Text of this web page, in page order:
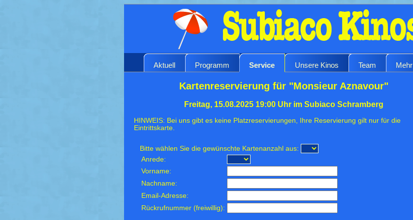
Aktuell Programm Service Unsere Kinos Team Mehr
Kartenreservierung für "Monsieur Aznavour"
Freitag, 15.08.2025 19:00 Uhr im Subiaco Schramberg
HINWEIS: Bei uns gibt es keine Platzreservierungen, Ihre Reservierung gilt nur für die
Eintrittskarte.
Bitte wählen Sie die gewünschte Kartenanzahl aus:
Anrede:
Vorname:
Nachname:
Email-Adresse:
Rückrufnummer (freiwillig):